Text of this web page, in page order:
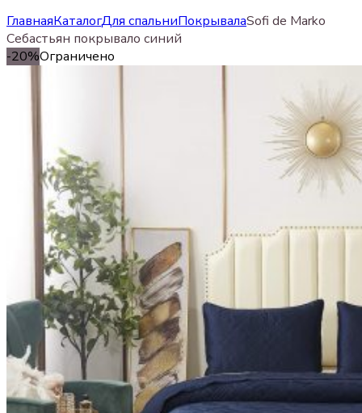
ГлавнаяКаталогДля спальниПокрывалаSofi de Marko
Себастьян покрывало синий
-20%Ограничено